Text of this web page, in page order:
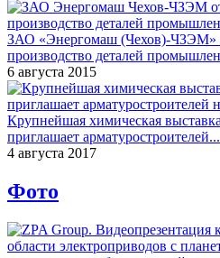
ЗАО «Энергомаш (Чехов)-ЧЗЭМ»
производство деталей
6 августа 2015
Крупнейшая химическая
приглашает арматуростроителей...
4 августа 2017
Фото